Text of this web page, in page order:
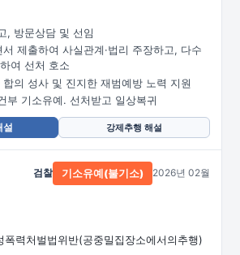
, 방문상담 및 선임
제출하여 사실관계·법리 주장하고, 다수
여 선처 호소
의 성사 및 진지한 재범예방 노력 지원
부 기소유예. 선처받고 일상복귀
설 강제추행 해설
폭력처벌법위반(공중밀집장소에서의추행)
검찰 기소유예(불기소) 2026년 02월